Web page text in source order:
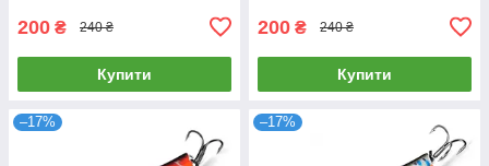
200 ₴ 240 ₴
Купити
200 ₴ 240 ₴
Купити
–17% –17%